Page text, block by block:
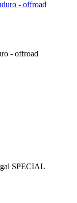
- offroad
SPECIAL